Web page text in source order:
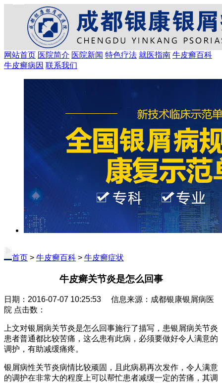
网站首页 医院简介 医院新闻 特色疗法 就医指南 牛皮癣百科
牛皮癣病因 联系我们
首页 > 牛皮癣百科 > 牛皮癣症状
牛皮癣关节炎是怎么回事
日期：2016-07-07 10:25:53 信息来源：成都银康银屑病医
院 点击数：
上文对银屑病关节炎是怎么回事施行了描写，患银屑病关节炎
患者普通都比较苦痛，这么患有此病，必须要做好令人满意的
调护，有助减缓痛疼。
银屑病性关节炎病情比较顽固，且此病易再次发作，令人满意
的调护在非常大的程度上可以帮忙患者减缓一定的苦痛，其调